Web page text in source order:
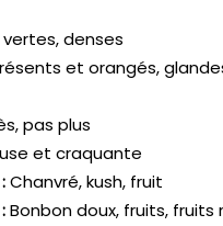
denses
et orangés,
pas plus
et craquante
Chanvré, kush, fruit
Bonbon doux, fruits, fruits